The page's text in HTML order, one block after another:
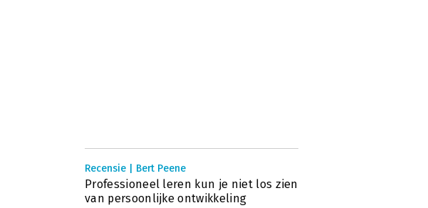
Recensie | Bert Peene
Professioneel leren kun je niet los zien
van persoonlijke ontwikkeling